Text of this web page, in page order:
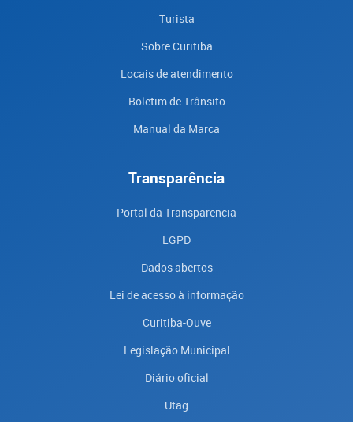
Turista
Sobre Curitiba
Locais de atendimento
Boletim de Trânsito
Manual da Marca
Transparência
Portal da Transparencia
LGPD
Dados abertos
Lei de acesso à informação
Curitiba-Ouve
Legislação Municipal
Diário oficial
Utag